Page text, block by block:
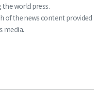
the world press.
the news content provided
media.